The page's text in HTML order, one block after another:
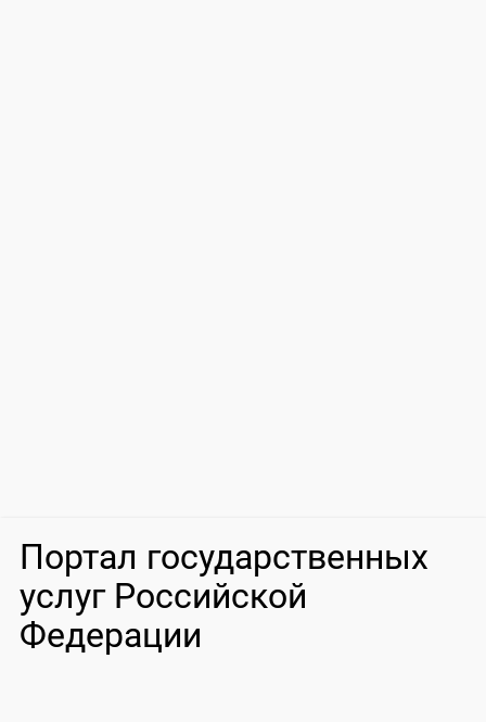
Портал государственных
услуг Российской
Федерации